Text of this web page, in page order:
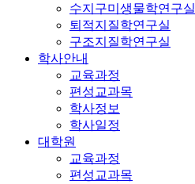
수지구미생물학연구실
퇴적지질학연구실
구조지질학연구실
학사안내
교육과정
편성교과목
학사정보
학사일정
대학원
교육과정
편성교과목